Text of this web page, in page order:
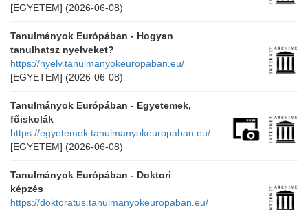
[EGYETEM] (2026-06-08)
Tanulmányok Európában - Hogyan
tanulhatsz nyelveket?
https://nyelv.tanulmanyokeuropaban.eu/
[EGYETEM] (2026-06-08)
Tanulmányok Európában - Egyetemek,
főiskolák
https://egyetemek.tanulmanyokeuropaban.eu/
[EGYETEM] (2026-06-08)
Tanulmányok Európában - Doktori
képzés
https://doktoratus.tanulmanyokeuropaban.eu/